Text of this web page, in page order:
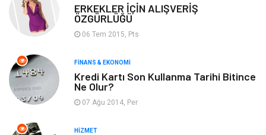
Tatil Genel Kültür
Emlak
Ev İşleri
Gençlik & Eğlence
Sigorta
ERKEKLER İÇİN ALIŞVERİŞ
ÖZGÜRLÜĞÜ
06 Tem 2015, Pts
FINANS & EKONOMI
Kredi Kartı Son Kullanma Tarihi Bitince
Ne Olur?
07 Ağu 2014, Per
HIZMET